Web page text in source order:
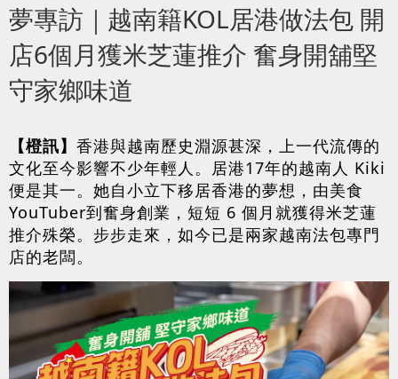
夢專訪｜越南籍KOL居港做法包 開
店6個月獲米芝蓮推介 奮身開舖堅
守家鄉味道
【橙訊】 香港與越南歷史淵源甚深，上一代流傳的
文化至今影響不少年輕人。居港17年的越南人 Kiki
便是其一。她自小立下移居香港的夢想，由美食
YouTuber到奮身創業，短短 6 個月就獲得米芝蓮
推介殊榮。步步走來，如今已是兩家越南法包專門
店的老闆。